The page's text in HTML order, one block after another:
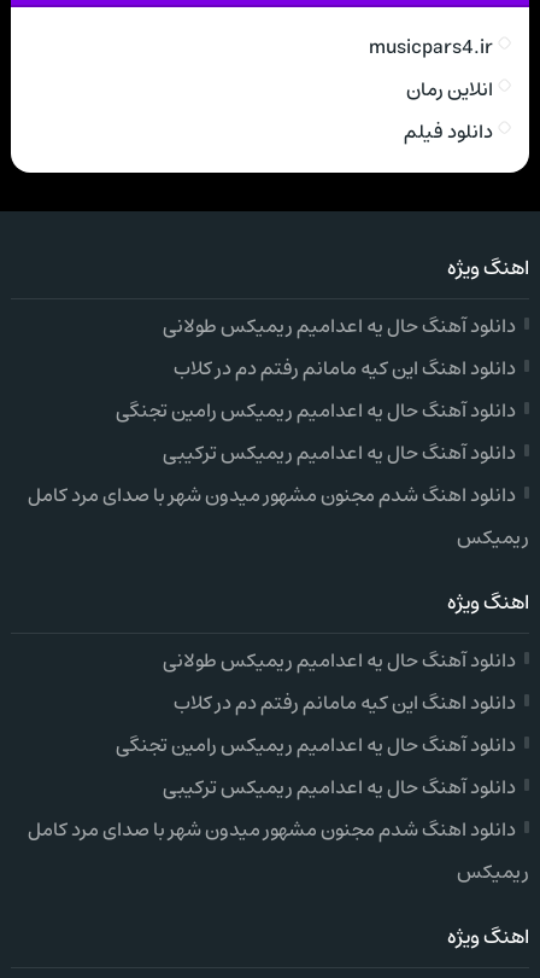
musicpars4.ir
انلاین رمان
دانلود فیلم
اهنگ ویژه
دانلود آهنگ حال یه اعدامیم ریمیکس طولانی
دانلود اهنگ این کیه مامانم رفتم دم در کلاب
دانلود آهنگ حال یه اعدامیم ریمیکس رامین تجنگی
دانلود آهنگ حال یه اعدامیم ریمیکس ترکیبی
دانلود اهنگ شدم مجنون مشهور میدون شهر با صدای مرد کامل
ریمیکس
اهنگ ویژه
دانلود آهنگ حال یه اعدامیم ریمیکس طولانی
دانلود اهنگ این کیه مامانم رفتم دم در کلاب
دانلود آهنگ حال یه اعدامیم ریمیکس رامین تجنگی
دانلود آهنگ حال یه اعدامیم ریمیکس ترکیبی
دانلود اهنگ شدم مجنون مشهور میدون شهر با صدای مرد کامل
ریمیکس
اهنگ ویژه